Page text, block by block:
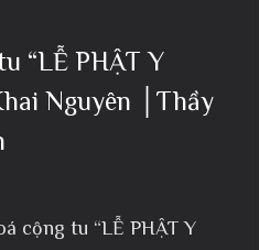
“LỄ PHẬT Y
Nguyên │Thầy
cộng tu “LỄ PHẬT Y